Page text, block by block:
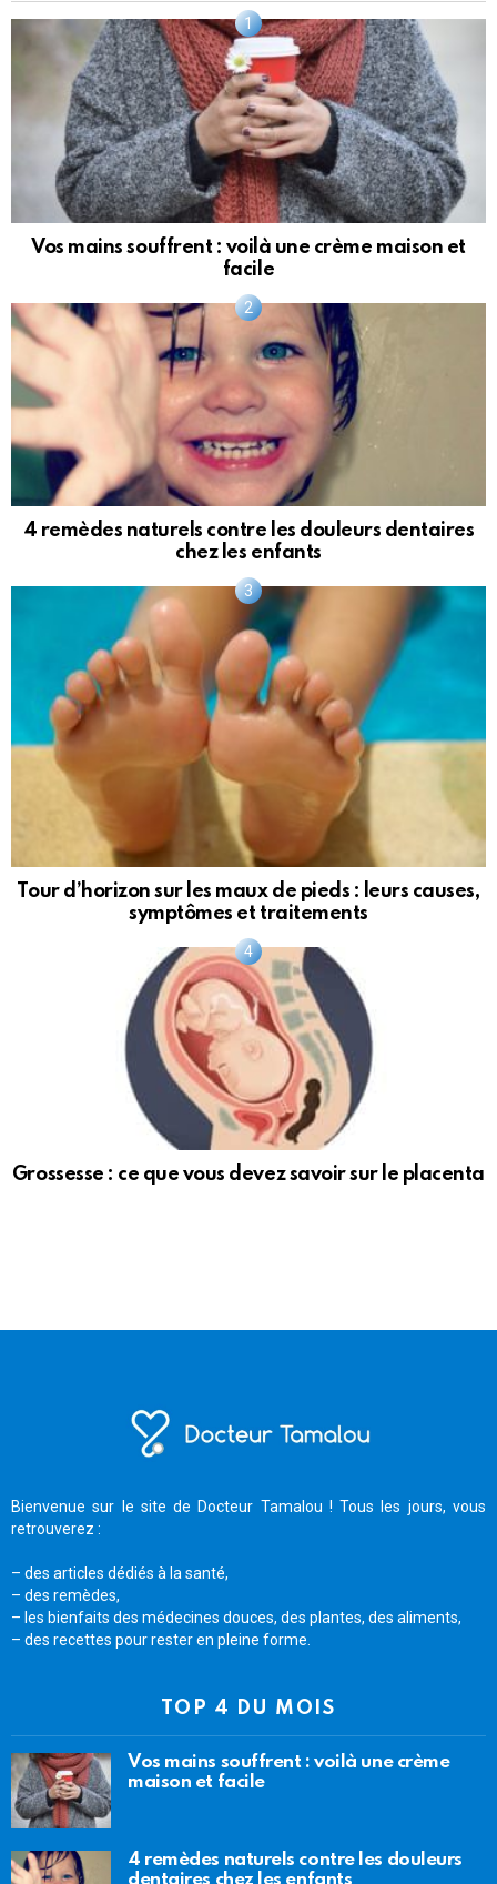
Vos mains souffrent : voilà une crème maison et
facile
4 remèdes naturels contre les douleurs dentaires
chez les enfants
Tour d’horizon sur les maux de pieds : leurs causes,
symptômes et traitements
Grossesse : ce que vous devez savoir sur le placenta
Bienvenue sur le site de Docteur Tamalou ! Tous les jours, vous
retrouverez :
– des articles dédiés à la santé,
– des remèdes,
– les bienfaits des médecines douces, des plantes, des aliments,
– des recettes pour rester en pleine forme.
TOP 4 DU MOIS
Vos mains souffrent : voilà une crème
maison et facile
4 remèdes naturels contre les douleurs
dentaires chez les enfants